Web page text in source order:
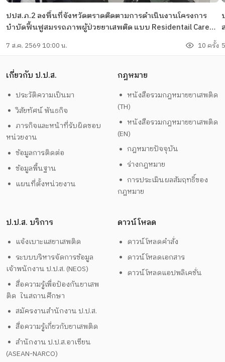
ปปส.ภ.2 ลงพื้นที่จังหวัดตราดติดตามการดำเนินงานโครงการ
บำบัดฟื้นฟูสมรรถภาพผู้ป่วยยาเสพติด แบบ Residentail Care
7 ส.ค. 2569 10:00 น. 10 ครั้ง
เกี่ยวกับ ป.ป.ส.
ประวัติความเป็นมา
วิสัยทัศน์ พันธกิจ
ภารกิจและหน้าที่รับผิดชอบ
หน่วยงาน
ข้อมูลการติดต่อ
ข้อมูลพื้นฐาน
แผนที่ตั้งหน่วยงาน
กฎหมาย
หนังสือรวมกฎหมายยาเสพติด
(TH)
หนังสือรวมกฎหมายยาเสพติด
(EN)
กฎหมายปัจจุบัน
ร่างกฎหมาย
การประเมินผลสัมฤทธิ์ของ
กฎหมาย
ป.ป.ส. บริการ
แจ้งเบาะแสยาเสพติด
ระบบบริหารจัดการข้อมูล
เจ้าพนักงาน ป.ป.ส. (NEOS)
สื่อความรู้เพื่อป้องกันยาเสพ
ติด ในสถานศึกษา
สมัครงานสำนักงาน ป.ป.ส.
สื่อความรู้เกี่ยวกับยาเสพติด
สำนักงาน ป.ป.ส.อาเซียน
(ASEAN-NARCO)
ดาวน์โหลด
ดาวน์โหลดคำสั่ง
ดาวน์โหลดเอกสาร
ดาวน์โหลดแอปพลิเคชั่น